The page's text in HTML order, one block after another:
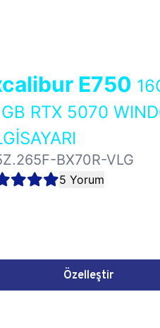
E750
RTX 5070
BX70R-VLG
5 Yorum
Özelleştir